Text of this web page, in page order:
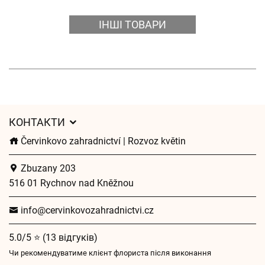
ІНШІ ТОВАРИ
КОНТАКТИ
Červinkovo zahradnictví | Rozvoz květin
Zbuzany 203
516 01 Rychnov nad Kněžnou
info@cervinkovozahradnictvi.cz
5.0/5 ⭐ (13 відгуків)
Чи рекомендуватиме клієнт флориста після виконання